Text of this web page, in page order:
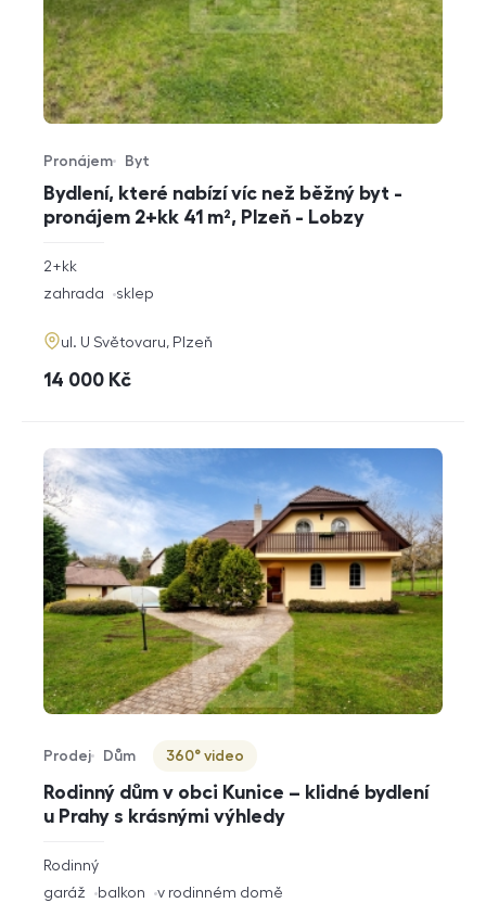
Bydlení, které nabízí víc než běžný byt -
pronájem 2+kk 41 m², Plzeň - Lobzy
Typ nabídky
Pronájem
Typ nemovitosti
Byt
rozměry
2+kk
funkce
zahrada sklep
adresa
ul. U Světovaru, Plzeň
cena
14 000 Kč
Rodinný dům v obci Kunice – klidné bydlení
u Prahy s krásnými výhledy
Typ nabídky
Prodej
Typ nemovitosti
Dům
Virtuální prohlídka
360° video
rozměry
dispozice
Rodinný
funkce
garáž balkon v rodinném domě